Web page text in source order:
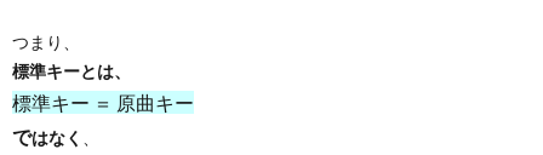
つまり、
標準キーとは、
標準キー ＝ 原曲キー
ではなく